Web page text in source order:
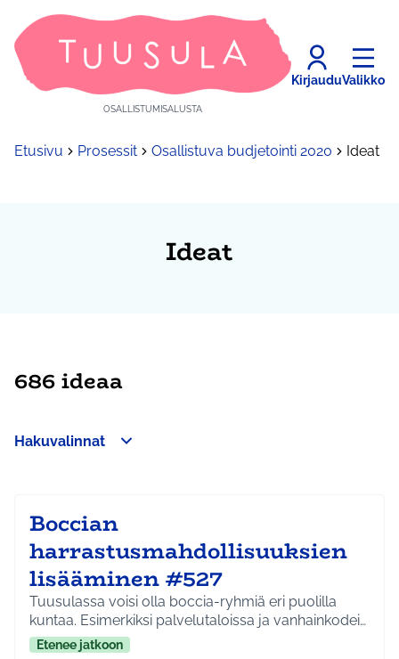
OSALLISTUMISALUSTA
KirjauduValikko
Etusivu Prosessit Osallistuva budjetointi 2020 Ideat
Ideat
686 ideaa
Hakuvalinnat
−
Boccian
harrastusmahdollisuuksien
lisääminen #527
Tuusulassa voisi olla boccia-ryhmiä eri puolilla
kuntaa. Esimerkiksi palvelutaloissa ja vanhainkodei…
Etenee jatkoon